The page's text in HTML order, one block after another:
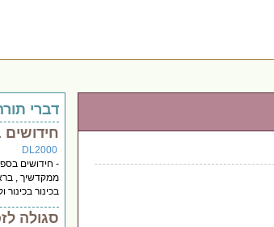
דברי
DL2000
- חידושים
ממקדשיך ,
בכינור בכינור
סגולה